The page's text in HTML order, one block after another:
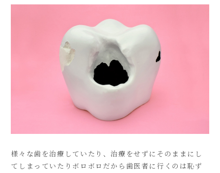
様々な歯を治療していたり、治療をせずにそのままにし
てしまっていたりボロボロだから歯医者に行くのは恥ず